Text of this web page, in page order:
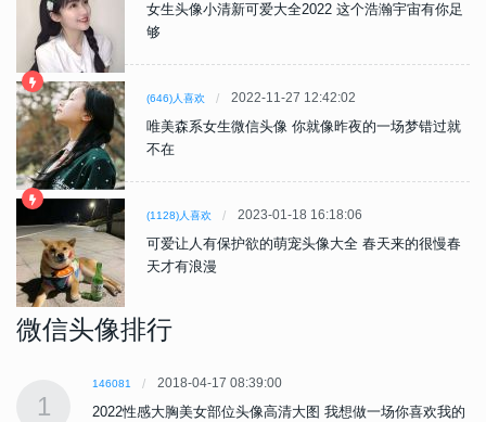
女生头像小清新可爱大全2022 这个浩瀚宇宙有你足
够
(646)人喜欢 2022-11-27 12:42:02
唯美森系女生微信头像 你就像昨夜的一场梦错过就
不在
(1128)人喜欢 2023-01-18 16:18:06
可爱让人有保护欲的萌宠头像大全 春天来的很慢春
天才有浪漫
微信头像排行
1
146081 2018-04-17 08:39:00
2022性感大胸美女部位头像高清大图 我想做一场你喜欢我的